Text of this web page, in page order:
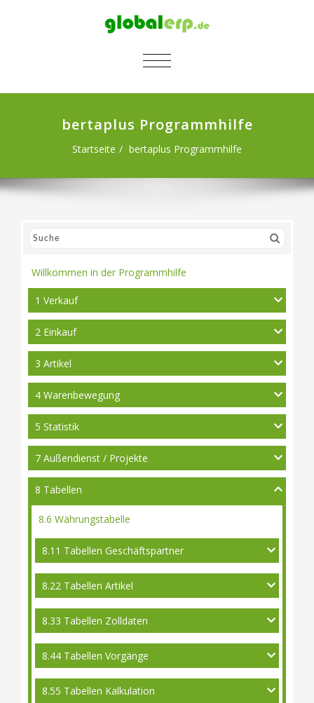
SCHALTE NAVIGATION
bertaplus Programmhilfe
Startseite bertaplus Programmhilfe
Willkommen in der Programmhilfe
1 Verkauf
2 Einkauf
3 Artikel
4 Warenbewegung
5 Statistik
7 Außendienst / Projekte
8 Tabellen
8.6 Währungstabelle
8.11 Tabellen Geschäftspartner
8.22 Tabellen Artikel
8.33 Tabellen Zolldaten
8.44 Tabellen Vorgänge
8.55 Tabellen Kalkulation